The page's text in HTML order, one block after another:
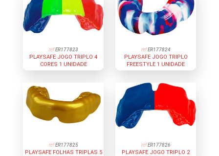
ref:ER177823
PLAYSAFE JOGO TRIPLO 4
CORES 1 UNIDADE
ref:ER177824
PLAYSAFE JOGO TRIPLO
FREESTYLE 1 UNIDADE
ref:ER177825
PLAYSAFE FOLHAS TRIPLAS 5
ref:ER177826
PLAYSAFE JOGO TRIPLO 2